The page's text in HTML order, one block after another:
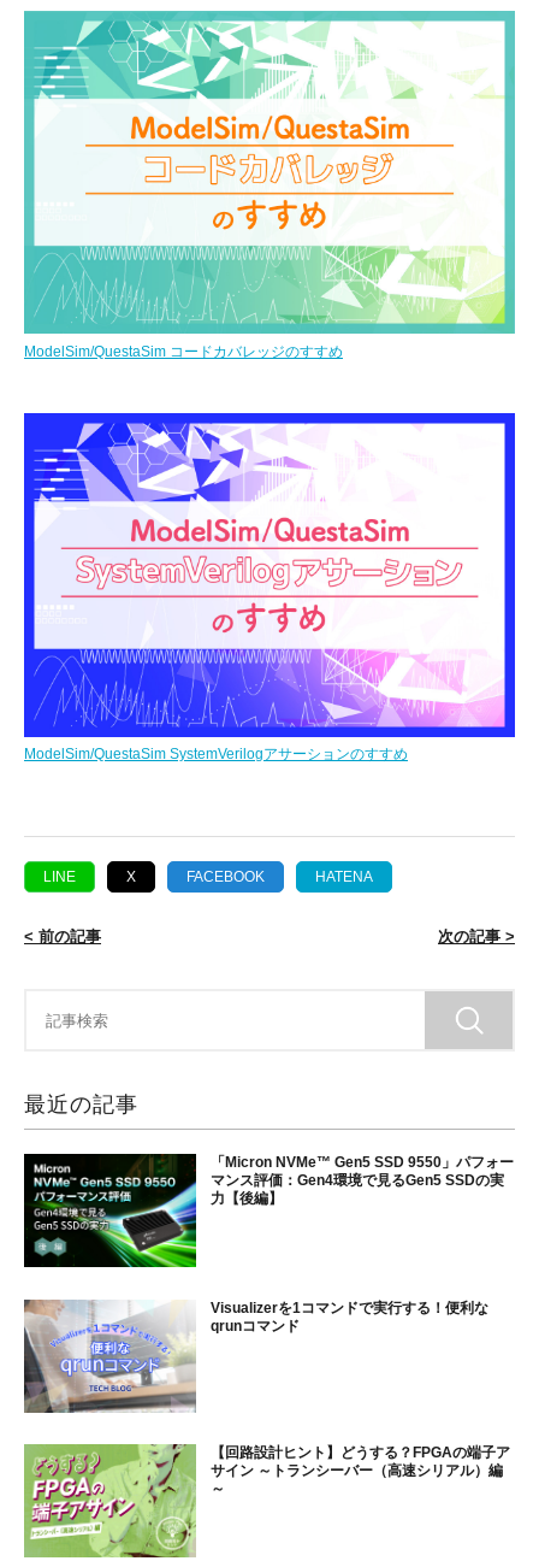
ModelSim/QuestaSim コードカバレッジのすすめ
ModelSim/QuestaSim SystemVerilogアサーションのすすめ
LINE X FACEBOOK HATENA
< 前の記事 次の記事 >
最近の記事
「Micron NVMe™ Gen5 SSD 9550」パフォー
マンス評価：Gen4環境で見るGen5 SSDの実
力【後編】
Visualizerを1コマンドで実行する！便利な
qrunコマンド
【回路設計ヒント】どうする？FPGAの端子ア
サイン ～トランシーバー（高速シリアル）編
～